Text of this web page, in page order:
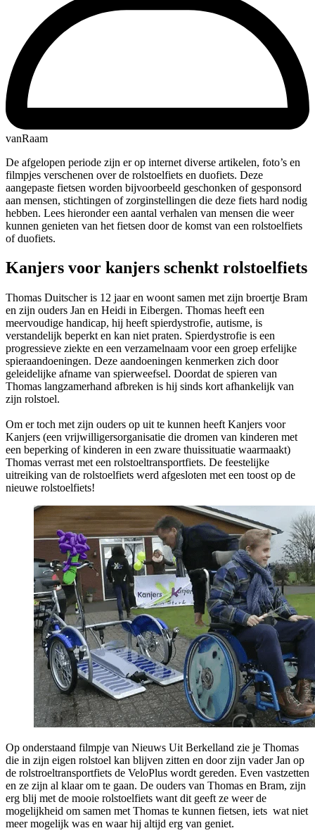
vanRaam
De afgelopen periode zijn er op internet diverse artikelen, foto’s en
filmpjes verschenen over de rolstoelfiets en duofiets. Deze
aangepaste fietsen worden bijvoorbeeld geschonken of gesponsord
aan mensen, stichtingen of zorginstellingen die deze fiets hard nodig
hebben. Lees hieronder een aantal verhalen van mensen die weer
kunnen genieten van het fietsen door de komst van een rolstoelfiets
of duofiets.
Kanjers voor kanjers schenkt rolstoelfiets
Thomas Duitscher is 12 jaar en woont samen met zijn broertje Bram
en zijn ouders Jan en Heidi in Eibergen. Thomas heeft een
meervoudige handicap, hij heeft spierdystrofie, autisme, is
verstandelijk beperkt en kan niet praten. Spierdystrofie is een
progressieve ziekte en een verzamelnaam voor een groep erfelijke
spieraandoeningen. Deze aandoeningen kenmerken zich door
geleidelijke afname van spierweefsel. Doordat de spieren van
Thomas langzamerhand afbreken is hij sinds kort afhankelijk van
zijn rolstoel.
Om er toch met zijn ouders op uit te kunnen heeft Kanjers voor
Kanjers (een vrijwilligersorganisatie die dromen van kinderen met
een beperking of kinderen in een zware thuissituatie waarmaakt)
Thomas verrast met een rolstoeltransportfiets. De feestelijke
uitreiking van de rolstoelfiets werd afgesloten met een toost op de
nieuwe rolstoelfiets!
Op onderstaand filmpje van Nieuws Uit Berkelland zie je Thomas
die in zijn eigen rolstoel kan blijven zitten en door zijn vader Jan op
de rolstroeltransportfiets de VeloPlus wordt gereden. Even vastzetten
en ze zijn al klaar om te gaan. De ouders van Thomas en Bram, zijn
erg blij met de mooie rolstoelfiets want dit geeft ze weer de
mogelijkheid om samen met Thomas te kunnen fietsen, iets wat niet
meer mogelijk was en waar hij altijd erg van geniet.